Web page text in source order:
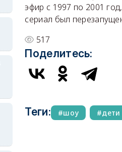
эфир с 1997 по 2001
сериал был
517
Поделитесь:
Теги: шоу дети